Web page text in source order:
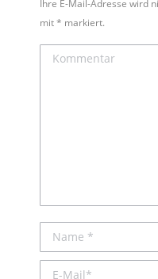
Ihre E-Mail-Adresse wird
mit* markiert.
Kommentar
Name *
E-Mail *